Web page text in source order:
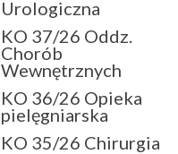
Urologiczna
KO 37/26 Oddz.
Chorób
Wewnętrznych
KO 36/26 Opieka
pielęgniarska
KO 35/26 Chirurgia